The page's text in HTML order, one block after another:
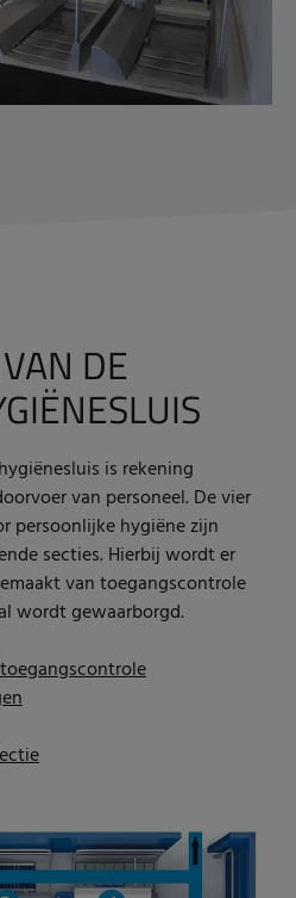
VAN DE
is rekening
van personeel. De vier
persoonlijke hygiëne zijn
secties. Hierbij wordt er
van toegangscontrole
wordt gewaarborgd.